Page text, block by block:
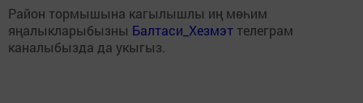
Район тормышына кагылышлы иң мөһим
яңалыкларыбызны Балтаси_Хезмэт телеграм
каналыбызда да укыгыз.